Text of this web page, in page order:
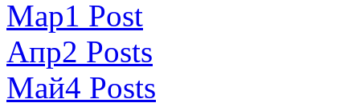
Мар1 Post
Апр2 Posts
Май4 Posts